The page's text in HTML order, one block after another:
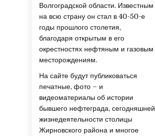
Волгоградской области. Известным
на всю страну он стал в 40-50-е
годы прошлого столетия,
благодаря открытым в его
окрестностях нефтяным и газовым
месторождениям.
На сайте будут публиковаться
печатные, фото – и
видеоматериалы об истории
бывшего нефтеграда, сегодняшней
жизнедеятельности столицы
Жирновского района и многое